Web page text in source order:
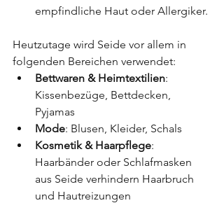
empfindliche Haut oder Allergiker.
Heutzutage wird Seide vor allem in
folgenden Bereichen verwendet:
Bettwaren & Heimtextilien:
Kissenbezüge, Bettdecken,
Pyjamas
Mode: Blusen, Kleider, Schals
Kosmetik & Haarpflege:
Haarbänder oder Schlafmasken
aus Seide verhindern Haarbruch
und Hautreizungen